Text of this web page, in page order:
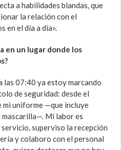
a habilidades blandas, que
la relación con el
en el día a día».
en un lugar donde los
las 07:40 ya estoy marcando
de seguridad: desde el
mi uniforme —que incluye
mascarilla—. Mi labor es
superviso la recepción
y colaboro con el personal